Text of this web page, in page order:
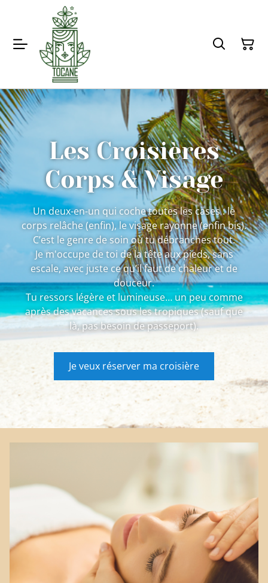
Les Croisières
Corps & Visage
Un deux-en-un qui coche toutes les cases : le
corps relâche (enfin), le visage rayonne (enfin bis).
C’est le genre de soin où tu débranches tout.
Je m'occupe de toi de la tête aux pieds, sans
escale, avec juste ce qu’il faut de chaleur et de
douceur.
Tu ressors légère et lumineuse… un peu comme
après des vacances sous les tropiques (sauf que
là, pas besoin de passeport).
Je veux réserver ma croisière